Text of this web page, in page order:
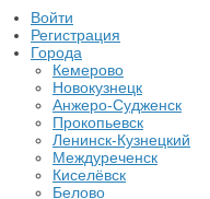
Войти
Регистрация
Города
Кемерово
Новокузнецк
Анжеро-Судженск
Прокопьевск
Ленинск-Кузнецкий
Междуреченск
Киселёвск
Белово